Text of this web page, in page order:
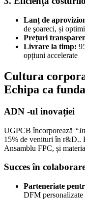
Lanț de
de şoareci, și
Prețuri
Livrare la timp:
opțiuni accelerate
Cultura
Echipa ca
ADN -ul inovației
UGPCB încorporează
15% de venituri în r&D..
Ansamblu FPC, și
Succes în
Parteneriate
DFM personalizate